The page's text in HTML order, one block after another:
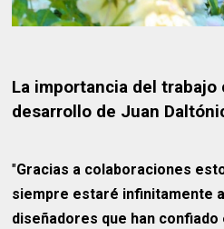
La importancia del trabajo
desarrollo de Juan
"Gracias a colaboraciones
siempre estaré infinitamente
diseñadores que han confiado